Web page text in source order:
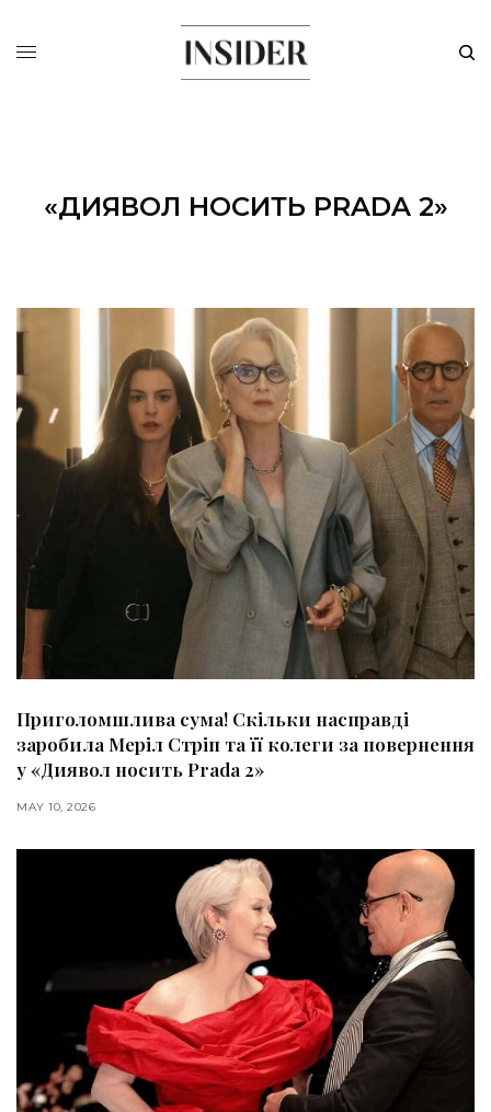
«ДИЯВОЛ НОСИТЬ PRADA 2»
Приголомшлива сума! Скільки насправді
заробила Меріл Стріп та її колеги за повернення
у «Диявол носить Prada 2»
MAY 10, 2026